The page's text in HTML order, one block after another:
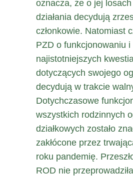
oznacza, że o jej
działania decydują
członkowie. Natomiast
PZD o funkcjonowaniu i
najistotniejszych
dotyczących swojego
decydują w trakcie
Dotychczasowe
wszystkich rodzinnych
działkowych zostało
zakłócone przez
roku pandemię.
ROD nie